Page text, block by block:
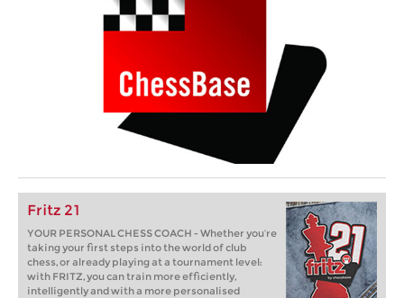
Fritz 21
YOUR PERSONAL CHESS COACH - Whether you’re
taking your first steps into the world of club
chess, or already playing at a tournament level:
with FRITZ, you can train more efficiently,
intelligently and with a more personalised